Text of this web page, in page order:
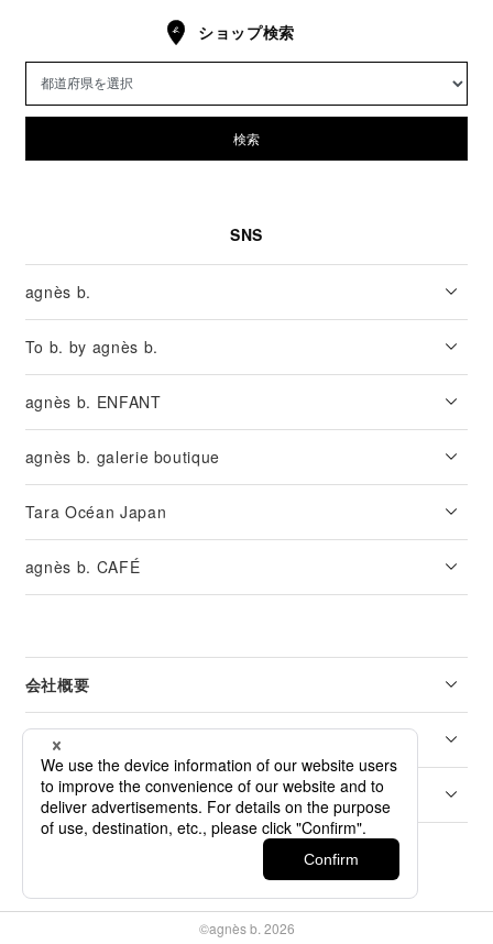
ショップ検索
検索
SNS
agnès b.
To b. by agnès b.
agnès b. ENFANT
agnès b. galerie boutique
Tara Océan Japan
agnès b. CAFÉ
会社概要
リーガル
カスタマーサービス
©agnès b. 2026